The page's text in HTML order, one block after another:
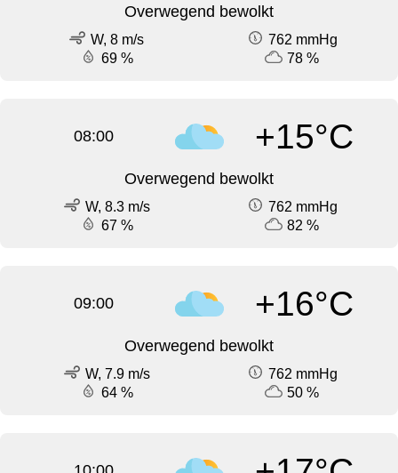
Overwegend bewolkt
W, 8 m/s
762 mmHg
69 %
78 %
08:00 +15°C
Overwegend bewolkt
W, 8.3 m/s
762 mmHg
67 %
82 %
09:00 +16°C
Overwegend bewolkt
W, 7.9 m/s
762 mmHg
64 %
50 %